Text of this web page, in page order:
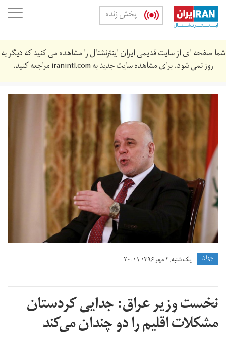
Skip
main
content
پخش زنده
شما صفحه ای از سایت قدیمی ایران اینترنشنال را مشاهده می کنید که دیگر به
روز نمی شود. برای مشاهده سایت جدید بهiranintl.comمراجعه کنید.
جهان یک شنبه, ۲ مهر ۱۳۹۶ ۲۰:۱۱
نخست وزیر عراق: جدایی کردستان
مشکلات اقلیم را دو چندان می‌کند